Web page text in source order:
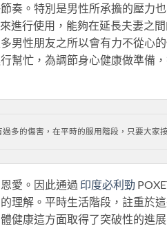
奏。特別是男性所承擔的壓力
進行使用，能夠在延長夫妻之
男性朋友之所以會有力不從心
幫忙，為調節身心健康做準備
多的傷害，在平時的服用階段，只要大
愛。因此通過 印度必利勁
理解。平時生活階段，註重於
健康這方面取得了突破性的進展